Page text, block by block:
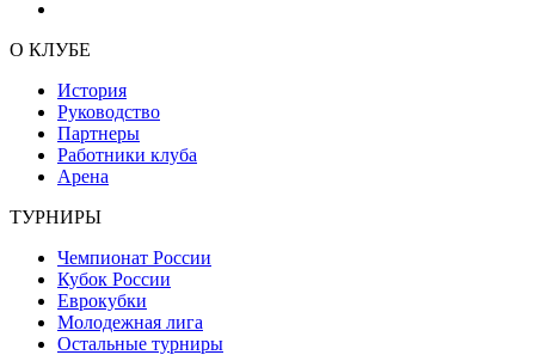
О КЛУБЕ
История
Руководство
Партнеры
Работники клуба
Арена
ТУРНИРЫ
Чемпионат России
Кубок России
Еврокубки
Молодежная лига
Остальные турниры